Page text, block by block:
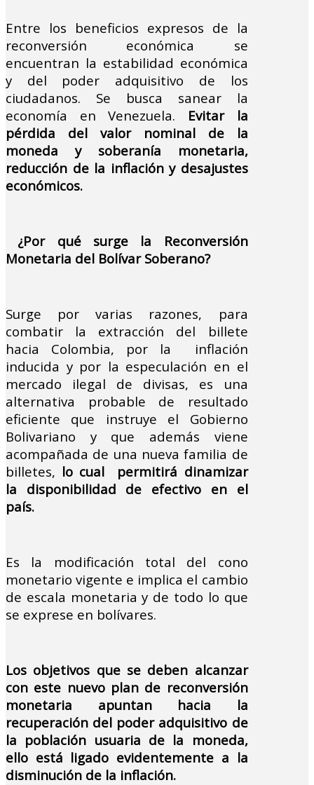
Entre los beneficios expresos de la
reconversión económica se
encuentran la estabilidad económica
y del poder adquisitivo de los
ciudadanos. Se busca sanear la
economía en Venezuela. Evitar la
pérdida del valor nominal de la
moneda y soberanía monetaria,
reducción de la inflación y desajustes
económicos.
¿Por qué surge la Reconversión
Monetaria del Bolívar Soberano?
Surge por varias razones, para
combatir la extracción del billete
hacia Colombia, por la inflación
inducida y por la especulación en el
mercado ilegal de divisas, es una
alternativa probable de resultado
eficiente que instruye el Gobierno
Bolivariano y que además viene
acompañada de una nueva familia de
billetes, lo cual permitirá dinamizar
la disponibilidad de efectivo en el
país.
Es la modificación total del cono
monetario vigente e implica el cambio
de escala monetaria y de todo lo que
se exprese en bolívares.
Los objetivos que se deben alcanzar
con este nuevo plan de reconversión
monetaria apuntan hacia la
recuperación del poder adquisitivo de
la población usuaria de la moneda,
ello está ligado evidentemente a la
disminución de la inflación.